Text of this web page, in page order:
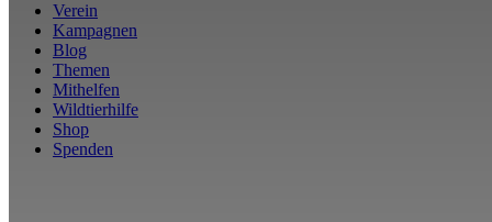
Verein
Kampagnen
Blog
Themen
Mithelfen
Wildtierhilfe
Shop
Spenden